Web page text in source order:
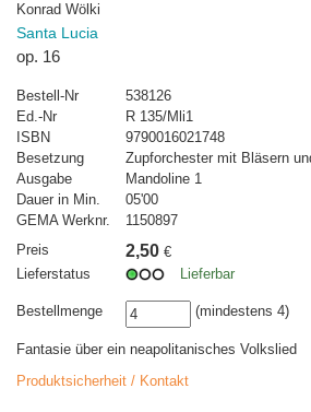
Konrad Wölki
Santa Lucia
op. 16
Bestell-Nr
538126
Ed.-Nr
R 135/Mli1
ISBN
9790016021748
Besetzung
Zupforchester mit Bläsern
Ausgabe
Mandoline 1
Dauer in Min.
05'00
GEMA Werknr.
1150897
Preis
2,50 €
Lieferstatus
Lieferbar
Bestellmenge (mindestens 4)
Fantasie über ein neapolitanisches Volkslied
Produktsicherheit / Kontakt